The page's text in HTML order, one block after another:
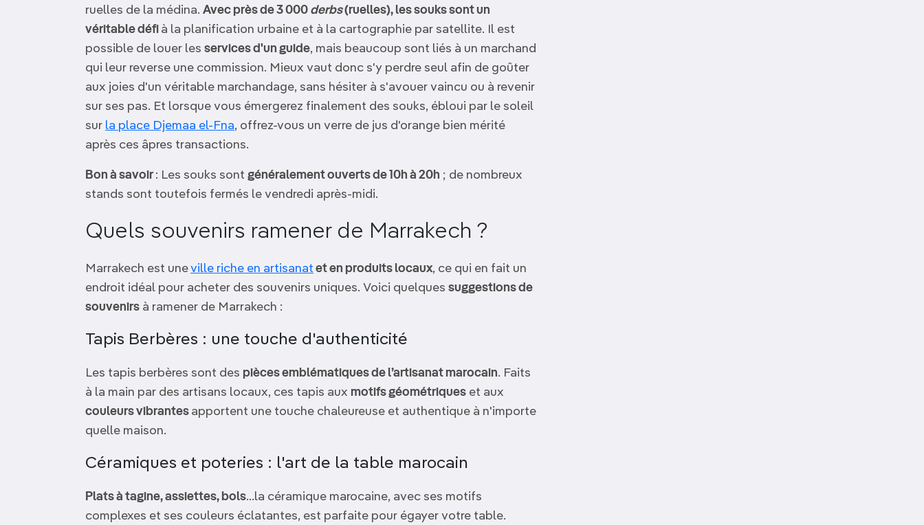
ruelles de la médina. Avec près de 3 000 derbs(ruelles), les souks sont un
véritable défi à la planification urbaine et à la cartographie par satellite. Il est
possible de louer les services d'un guide, mais beaucoup sont liés à un marchand
qui leur reverse une commission. Mieux vaut donc s'y perdre seul afin de goûter
aux joies d'un véritable marchandage, sans hésiter à s'avouer vaincu ou à revenir
sur ses pas. Et lorsque vous émergerez finalement des souks, ébloui par le soleil
sur la place Djemaa el-Fna, offrez-vous un verre de jus d'orange bien mérité
après ces âpres transactions.
Bon à savoir : Les souks sont généralement ouverts de 10h à 20h ; de nombreux
stands sont toutefois fermés le vendredi après-midi.
Quels souvenirs ramener de Marrakech ?
Marrakech est uneville riche en artisanat et en produits locaux, ce qui en fait un
endroit idéal pour acheter des souvenirs uniques. Voici quelques suggestions de
souvenirs à ramener de Marrakech :
Tapis Berbères : une touche d'authenticité
Les tapis berbères sont des pièces emblématiques de l’artisanat marocain. Faits
à la main par des artisans locaux, ces tapis aux motifs géométriques et aux
couleurs vibrantes apportent une touche chaleureuse et authentique à n'importe
quelle maison.
Céramiques et poteries : l'art de la table marocain
Plats à tagine, assiettes, bols...la céramique marocaine, avec ses motifs
complexes et ses couleurs éclatantes, est parfaite pour égayer votre table.